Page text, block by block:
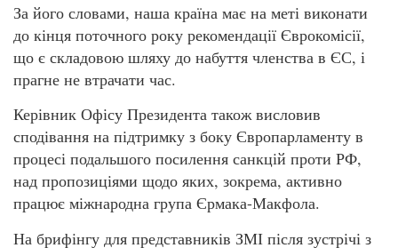
За його словами, наша країна має на меті виконати
до кінця поточного року рекомендації Єврокомісії,
що є складовою шляху до набуття членства в ЄС, і
прагне не втрачати час.
Керівник Офісу Президента також висловив
сподівання на підтримку з боку Європарламенту в
процесі подальшого посилення санкцій проти РФ,
над пропозиціями щодо яких, зокрема, активно
працює міжнародна група Єрмака-Макфола.
На брифінгу для представників ЗМІ після зустрічі з